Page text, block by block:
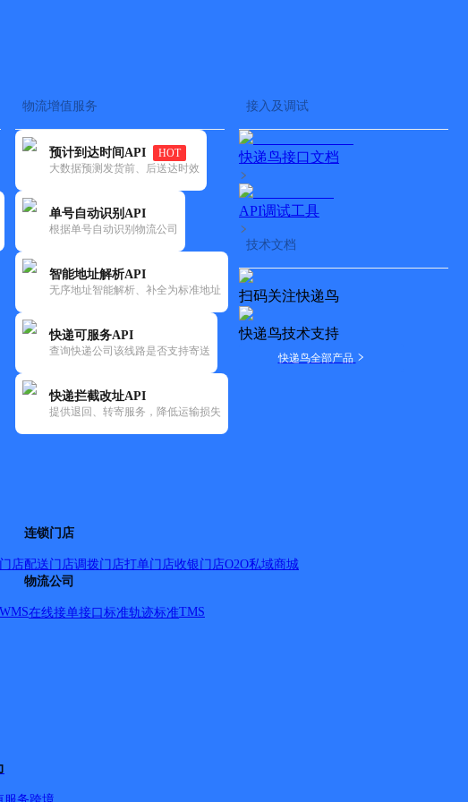
物流增值服务
预计到达时间API
HOT
大数据预测发货前、后送达时效
单号自动识别API
根据单号自动识别物流公司
智能地址解析API
无序地址智能解析、补全为标准地址
快递可服务API
查询快递公司该线路是否支持寄送
快递拦截改址API
提供退回、转寄服务，降低运输损失
接入及调试
快递鸟接口文档
API调试工具
技术文档
扫码关注快递鸟
快递鸟技术支持
快递鸟全部产品
连锁门店
门店配送门店调拨门店打单门店收银门店O2O私域商城
物流公司
WMS在线接单接口标准轨迹标准TMS
,大龙村 G:公主酒店,港头工业区,港头村,港头半边山工业区,港前路,广
兴杨荷一\二\三村 ,花东镇北兴莘田二村,花东镇花桥市场,花东镇花侨水
前大道(杨荷路口-四联路口),莘田工业区,莘田一村 T:天湖峰景 W:万大
（559号）；车天车地（597号）；广州大道北5号大院；水荫南路（85
；水荫四横路；32号—水荫四横路34号文化大院；水荫路116/128双